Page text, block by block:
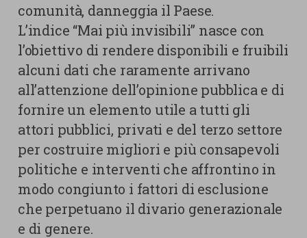
comunità, danneggia il Paese.
L’indice “Mai più invisibili” nasce con
l’obiettivo di rendere disponibili e fruibili
alcuni dati che raramente arrivano
all’attenzione dell’opinione pubblica e di
fornire un elemento utile a tutti gli
attori pubblici, privati e del terzo settore
per costruire migliori e più consapevoli
politiche e interventi che affrontino in
modo congiunto i fattori di esclusione
che perpetuano il divario generazionale
e di genere.